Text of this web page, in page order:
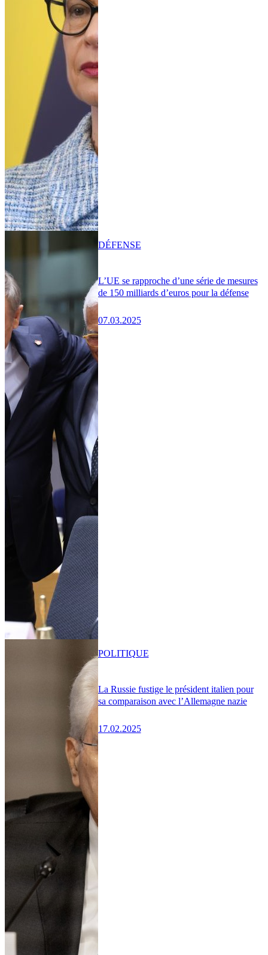
L’UE se rapproche d’une série de mesures
de 150 milliards d’euros pour la défense
07.03.2025
DÉFENSE
La Russie fustige le président italien pour
sa comparaison avec l’Allemagne nazie
17.02.2025
POLITIQUE